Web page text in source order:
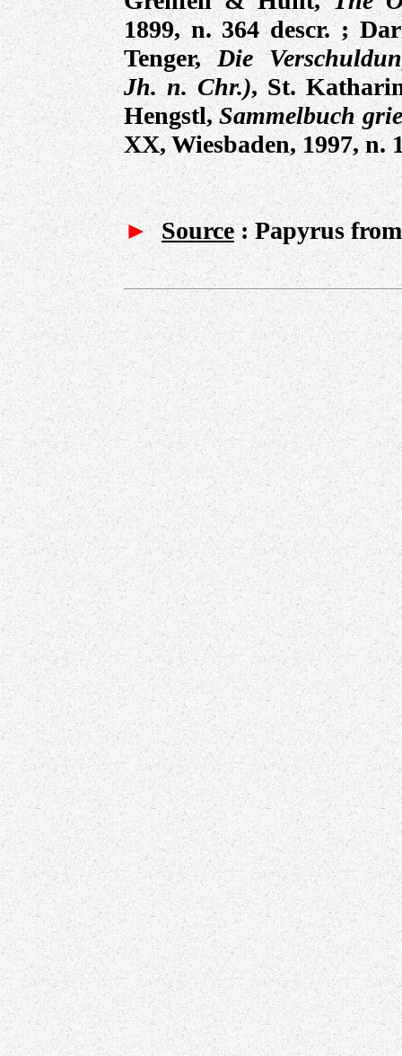
1899, n. 364 descr. ;
Tenger,Die
Jh. n. Chr.), St.
Hengstl,Sammelbuch
XX, Wiesbaden, 1997, n.
► Source: Papyrus